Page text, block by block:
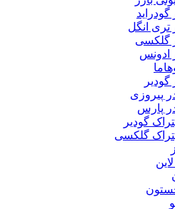
تری انگل
گلکسی
ادونس
پیروزی
پارس
گودیر
گلکسی